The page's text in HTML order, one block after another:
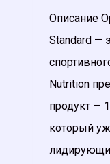
Описание
Standard —
Nutrition
продукт —
который